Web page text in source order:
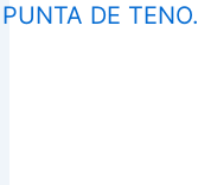
PUNTA DE TENO.